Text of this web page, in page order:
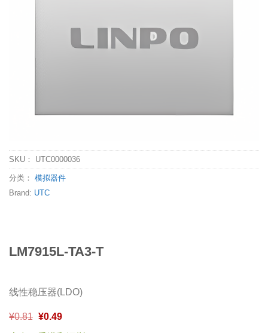
SKU： UTC0000036
分类： 模拟器件
Brand: UTC
LM7915L-TA3-T
线性稳压器(LDO)
¥0.81 ¥0.49